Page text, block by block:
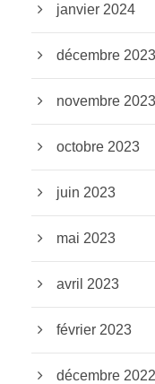
janvier 2024
décembre 2023
novembre 2023
octobre 2023
juin 2023
mai 2023
avril 2023
février 2023
décembre 2022